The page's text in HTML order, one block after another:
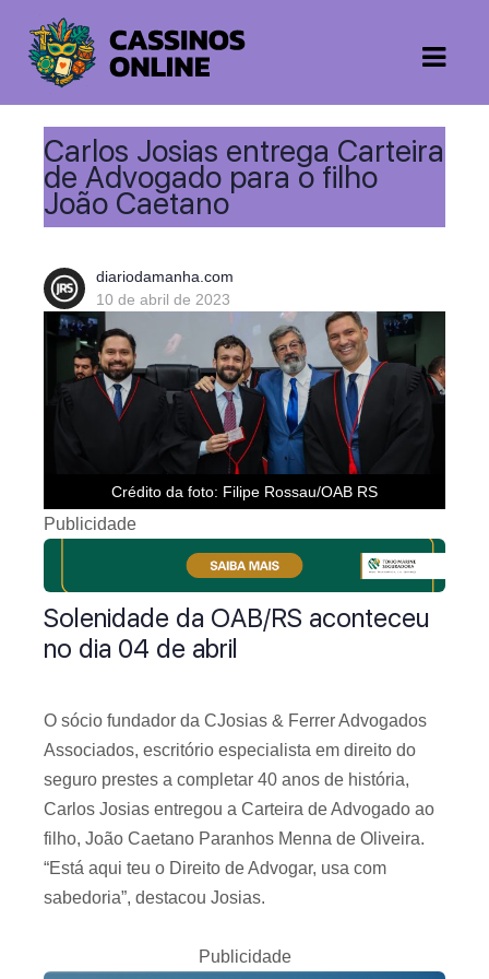
Carlos Josias entrega Carteira
de Advogado para o filho
João Caetano
diariodamanha.com
10 de abril de 2023
Crédito da foto: Filipe Rossau/OAB RS
Publicidade
Solenidade da OAB/RS aconteceu
no dia 04 de abril
O sócio fundador da CJosias & Ferrer Advogados
Associados, escritório especialista em direito do
seguro prestes a completar 40 anos de história,
Carlos Josias entregou a Carteira de Advogado ao
filho, João Caetano Paranhos Menna de Oliveira.
“Está aqui teu o Direito de Advogar, usa com
sabedoria”, destacou Josias.
Publicidade